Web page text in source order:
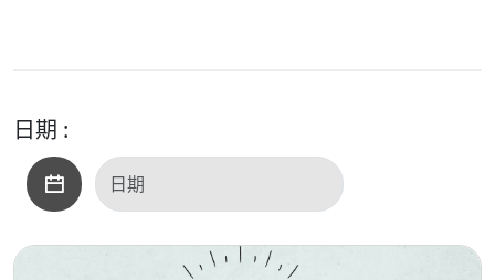
南鄉明峰村）。
日期 :